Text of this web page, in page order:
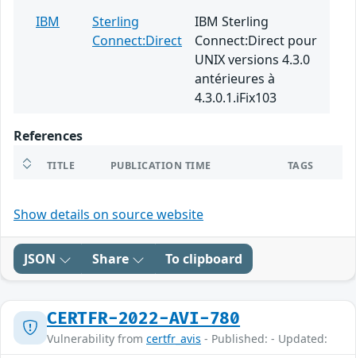
IBM
Sterling
Connect:Direct
IBM Sterling
Connect:Direct pour
UNIX versions 4.3.0
antérieures à
4.3.0.1.iFix103
References
TITLE PUBLICATION TIME TAGS
Show details on source website
JSON Share To clipboard
CERTFR-2022-AVI-780
Vulnerability from certfr_avis - Published: - Updated: